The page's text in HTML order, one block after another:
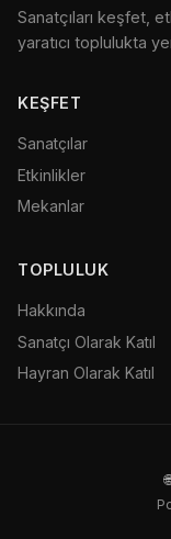
Sanatçıları keşfet,
yaratıcı toplulukta
KEŞFET
Sanatçılar
Etkinlikler
Mekanlar
TOPLULUK
Hakkında
Sanatçı Olarak Katıl
Hayran Olarak Katıl